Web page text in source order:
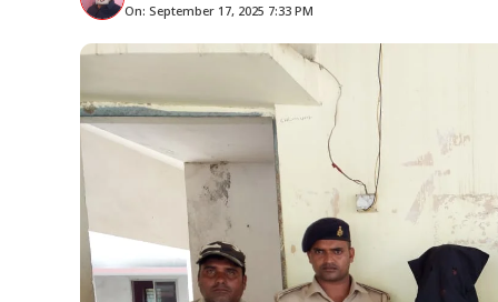
On: September 17, 2025 7:33 PM